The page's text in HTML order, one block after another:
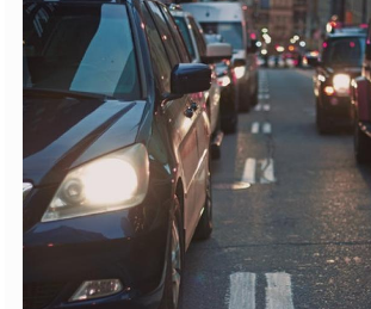
FILODIRITTO REDAZIONE COMITATO SCIENTIFICO
FOTOGRAFI PARTNER COLLABORA
EXTRA
CODICI RUBRICHE LIBRI PROCEEDINGS
SOCIAL MEDIA